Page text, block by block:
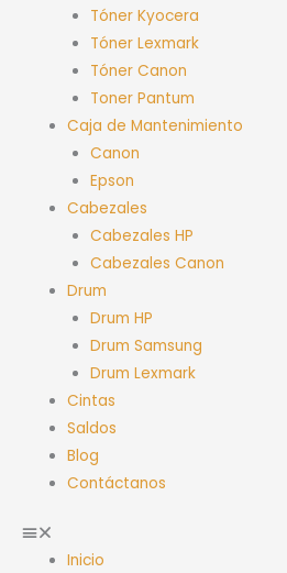
Tóner Kyocera
Tóner Lexmark
Tóner Canon
Toner Pantum
Caja de Mantenimiento
Canon
Epson
Cabezales
Cabezales HP
Cabezales Canon
Drum
Drum HP
Drum Samsung
Drum Lexmark
Cintas
Saldos
Blog
Contáctanos
Inicio